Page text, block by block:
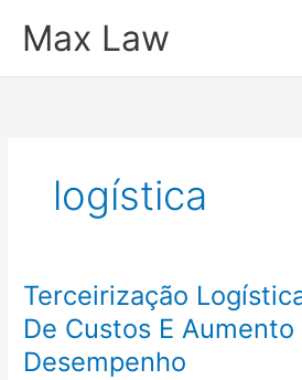
paraMax Law
logística
Terceirização
De Custos E Aumento
Desempenho